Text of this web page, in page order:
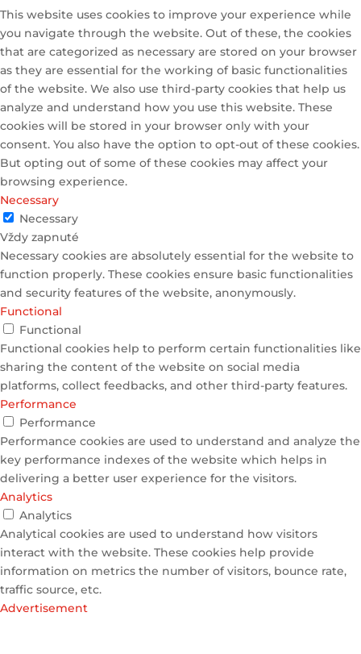
This website uses cookies to improve your experience while
you navigate through the website. Out of these, the cookies
that are categorized as necessary are stored on your browser
as they are essential for the working of basic functionalities
of the website. We also use third-party cookies that help us
analyze and understand how you use this website. These
cookies will be stored in your browser only with your
consent. You also have the option to opt-out of these cookies.
But opting out of some of these cookies may affect your
browsing experience.
Necessary
Necessary
Vždy zapnuté
Necessary cookies are absolutely essential for the website to
function properly. These cookies ensure basic functionalities
and security features of the website, anonymously.
Functional
Functional
Functional cookies help to perform certain functionalities like
sharing the content of the website on social media
platforms, collect feedbacks, and other third-party features.
Performance
Performance
Performance cookies are used to understand and analyze the
key performance indexes of the website which helps in
delivering a better user experience for the visitors.
Analytics
Analytics
Analytical cookies are used to understand how visitors
interact with the website. These cookies help provide
information on metrics the number of visitors, bounce rate,
traffic source, etc.
Advertisement